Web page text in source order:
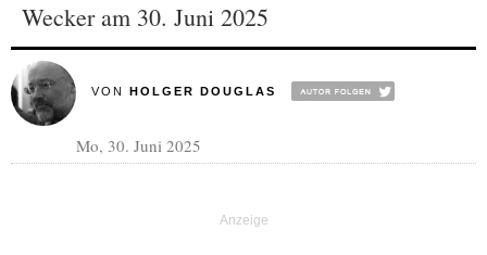
Wecker am 30. Juni 2025
VON HOLGER DOUGLAS
Mo, 30. Juni 2025